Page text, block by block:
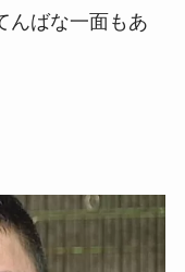
んばな一面もあ